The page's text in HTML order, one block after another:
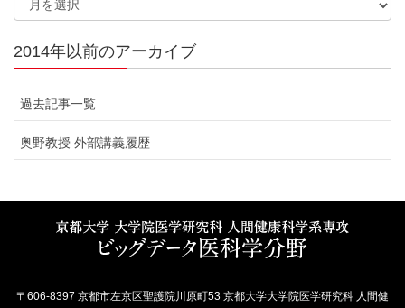
2014年以前のアーカイブ
過去記事一覧
奥野教授 外部講義履歴
〒606-8397 京都市左京区聖護院川原町53 京都大学大学院医学研究科 人間健